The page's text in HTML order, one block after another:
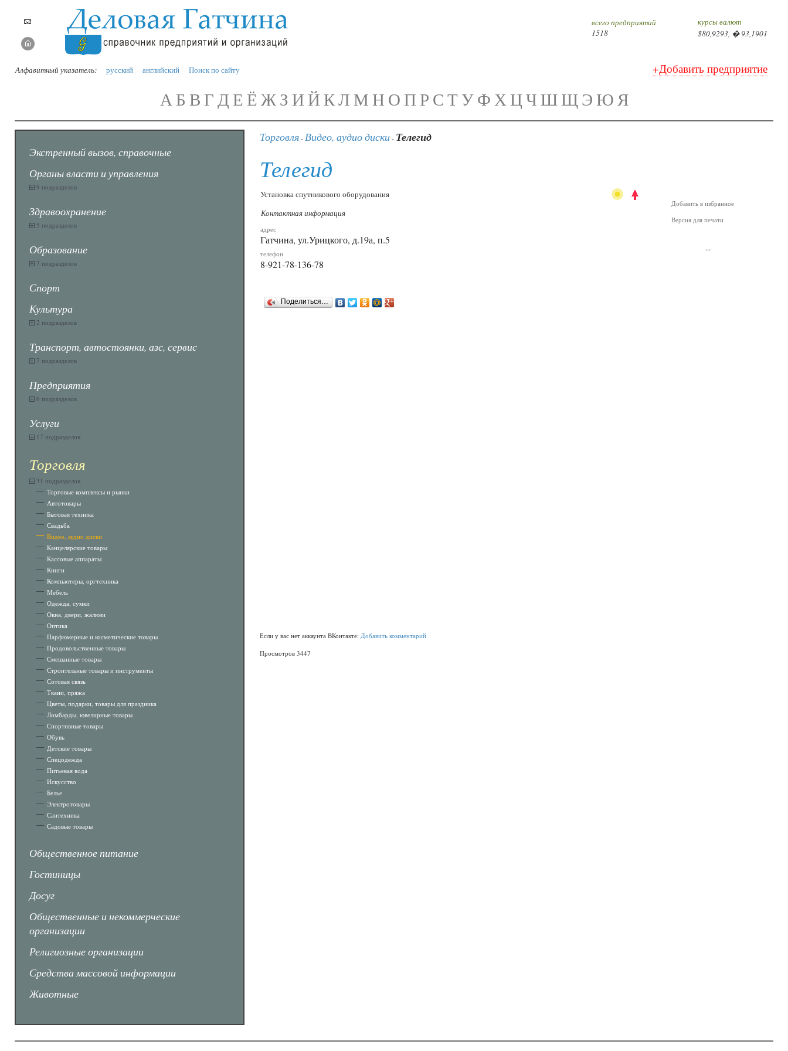
всего предприятий
1518
курсы валют
$80,9293, � 93,1901
Алфавитный указатель: русский английский Поиск по сайту +Добавить предприятие
АБ В ГД Е ЁЖЗ И Й КЛ М Н О П Р СТУФХЦЧ ШЩЭ ЮЯ
Экстренный вызов, справочные
Органы власти и управления
9 подразделов
Здравоохранение
5 подразделов
Образование
7 подразделов
Спорт
Культура
2 подразделов
Транспорт, автостоянки, азс, сервис
7 подразделов
Предприятия
6 подразделов
Услуги
17 подразделов
Торговля
31 подразделов
Торговые комплексы и рынки
Автотовары
Бытовая техника
Свадьба
Видео, аудио диски
Канцелярские товары
Кассовые аппараты
Книги
Компьютеры, оргтехника
Мебель
Одежда, сумки
Окна, двери, жалюзи
Оптика
Парфюмерные и косметические товары
Продовольственные товары
Смешанные товары
Строительные товары и инструменты
Сотовая связь
Ткани, пряжа
Цветы, подарки, товары для праздника
Ломбарды, ювелирные товары
Спортивные товары
Обувь
Детские товары
Спецодежда
Питьевая вода
Искусство
Белье
Электротовары
Сантехника
Садовые товары
Общественное питание
Гостиницы
Досуг
Общественные и некоммерческие
организации
Религиозные организации
Средства массовой информации
Животные
Торговля -Видео, аудио диски - Телегид
Телегид
Установка спутникового оборудования
Контактная информация
адрес
Гатчина, ул.Урицкого, д.19а, п.5
телефон
8-921-78-136-78
Поделиться…
Добавить в избранное
Версия для печати
...
Если у вас нет аккаунта ВКонтакте:Добавить комментарий
Просмотров 3447